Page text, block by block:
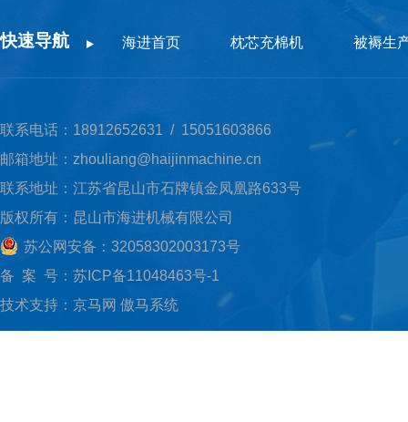
快速导航 海进首页 枕芯充棉机 被褥生
联系电话：18912652631 / 15051603866
邮箱地址：zhouliang@haijinmachine.cn
联系地址：江苏省昆山市石牌镇金凤凰路633号
版权所有：昆山市海进机械有限公司
苏公网安备：32058302003173号
备 案 号： 苏ICP备11048463号-1
技术支持： 京马网 傲马系统